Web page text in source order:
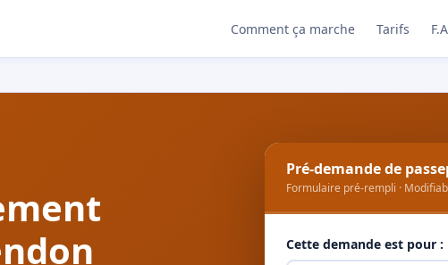
Comment ça marche Tarifs
Pré-demande de
Formulaire pré-rempli ·
Cette demande est pour :